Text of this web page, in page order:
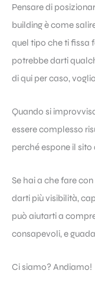
Pensare di
building è come
quel tipo che ti fissa
potrebbe darti
di qui per caso,
Quando si
essere complesso
perché espone il
Se hai a che fare
darti più visibilità,
può aiutarti a
consapevoli, e
Ci siamo? Andiamo!